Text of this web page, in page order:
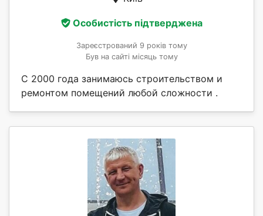
Особистість підтверджена
Зареєстрований 9 років тому
Був на сайті місяць тому
С 2000 года занимаюсь строительством и
ремонтом помещений любой сложности .